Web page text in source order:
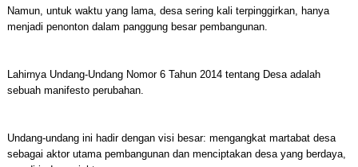
Namun, untuk waktu yang lama, desa sering kali terpinggirkan, hanya
menjadi penonton dalam panggung besar pembangunan.
Lahirnya Undang-Undang Nomor 6 Tahun 2014 tentang Desa adalah
sebuah manifesto perubahan.
Undang-undang ini hadir dengan visi besar: mengangkat martabat desa
sebagai aktor utama pembangunan dan menciptakan desa yang berdaya,